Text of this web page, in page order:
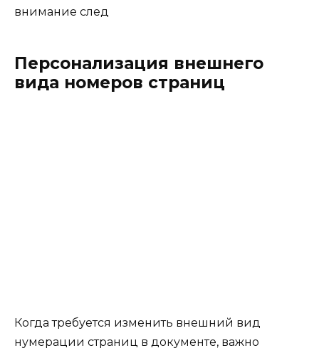
внимание след
Персонализация внешнего
вида номеров страниц
Когда требуется изменить внешний вид
нумерации страниц в документе, важно